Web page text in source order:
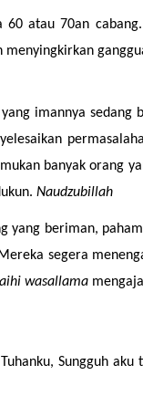
60 atau 70an
menyingkirkan
yang imannya
banyak orang
Naudzubillah
wasallama
Sungguh